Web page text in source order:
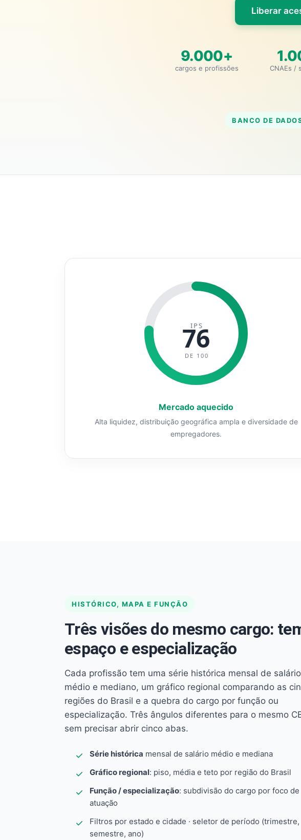
Liberar
9.000+
cargos e profissões CNAEs /
BANCO DE
IPS
76
DE 100
Mercado aquecido
Alta liquidez, distribuição geográfica ampla e diversidade de
empregadores.
HISTÓRICO, MAPA E FUNÇÃO
Três visões do mesmo cargo:
espaço e especialização
Cada profissão tem uma série histórica mensal de salário
médio e mediano, um gráfico regional comparando as
regiões do Brasil e a quebra do cargo por função ou
especialização. Três ângulos diferentes para o mesmo
sem precisar abrir cinco abas.
Série histórica mensal de salário médio e mediana
Gráfico regional: piso, média e teto por região do Brasil
Função / especialização: subdivisão do cargo por foco de
atuação
Filtros por estado e cidade · seletor de período (trimestre,
semestre, ano)